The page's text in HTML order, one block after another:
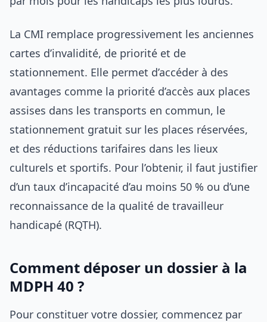
La CMI remplace progressivement les anciennes
cartes d’invalidité, de priorité et de
stationnement. Elle permet d’accéder à des
avantages comme la priorité d’accès aux places
assises dans les transports en commun, le
stationnement gratuit sur les places réservées,
et des réductions tarifaires dans les lieux
culturels et sportifs. Pour l’obtenir, il faut justifier
d’un taux d’incapacité d’au moins 50 % ou d’une
reconnaissance de la qualité de travailleur
handicapé (RQTH).
Comment déposer un dossier à la
MDPH 40 ?
Pour constituer votre dossier, commencez par